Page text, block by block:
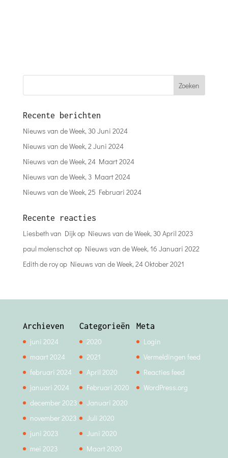
Recente berichten
Nieuws van de Week, 30 Juni 2024
Nieuws van de Week, 2 Juni 2024
Nieuws van de Week, 24 Maart 2024
Nieuws van de Week, 3 Maart 2024
Nieuws van de Week, 25 Februari 2024
Recente reacties
Liesbeth van Dijkop Nieuws van de Week, 30 April 2023
paul molenschotop Nieuws van de Week, 16 Januari 2022
Edith de royop Nieuws van de Week, 24 Oktober 2021
Archieven
juni 2024
maart 2024
februari 2024
januari 2024
december 2023
november 2023
juni 2023
mei 2023
Categorieën
2020
2021
April 2020
Februari 2020
Januari 2020
Juli 2020
Juni 2020
Maart 2020
Meta
Login
Vermeldingen feed
Reacties feed
WordPress.org